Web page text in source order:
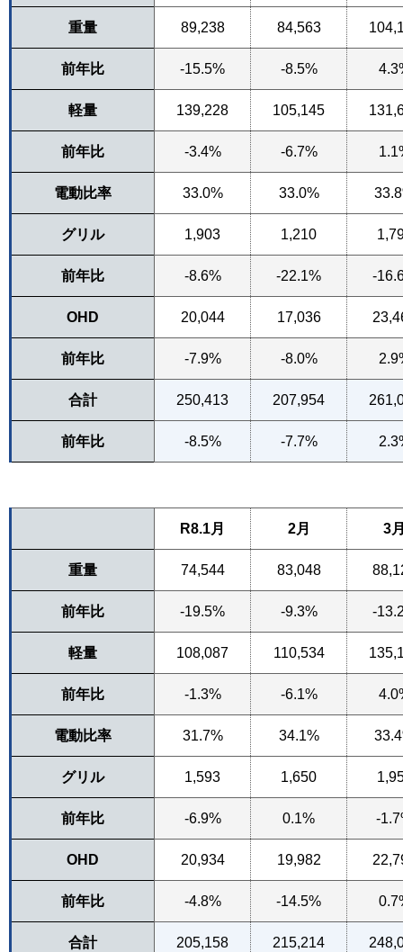
重量 89,238 84,563
前年比 -15.5% -8.5%
軽量 139,228 105,145
前年比 -3.4% -6.7%
電動比率 33.0% 33.0%
グリル 1,903 1,210
前年比 -8.6% -22.1% -
OHD 20,044 17,036
前年比 -7.9% -8.0%
合計 250,413 207,954
前年比 -8.5% -7.7%
R8.1月 2月 3
重量 74,544 83,048
前年比 -19.5% -9.3% -
軽量 108,087 110,534
前年比 -1.3% -6.1%
電動比率 31.7% 34.1%
グリル 1,593 1,650
前年比 -6.9% 0.1% -
OHD 20,934 19,982
前年比 -4.8% -14.5%
合計 205,158 215,214